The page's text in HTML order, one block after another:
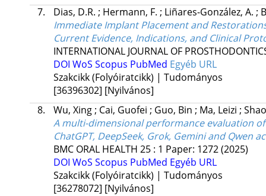
7.
Dias, D.R. ; Hermann, F. ; Liñares-González, A. ;
Immediate Implant Placement and
Current Evidence, Indications, and Clinical
INTERNATIONAL JOURNAL OF
DOI WoS Scopus PubMed Egyéb URL
Szakcikk (Folyóiratcikk) | Tudományos
[36396302] [Nyilvános]
8.
Wu, Xing; Cai, Guofei ; Guo, Bin ; Ma, Leizi ;
A multi-dimensional performance evaluation
ChatGPT, DeepSeek, Grok, Gemini and Qwen
BMC ORAL HEALTH 25: 1 Paper: 1272(2025)
DOI WoS Scopus PubMed Egyéb URL
Szakcikk (Folyóiratcikk) | Tudományos
[36278072] [Nyilvános]